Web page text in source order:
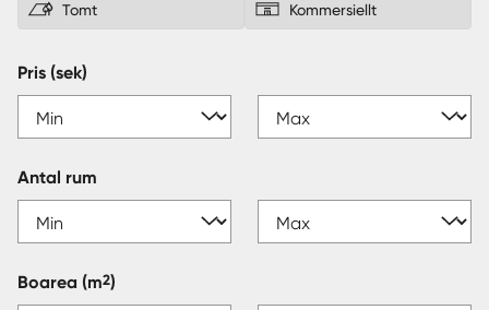
Tomt Kommersiellt
Pris (sek)
Antal rum
Boarea (m2)